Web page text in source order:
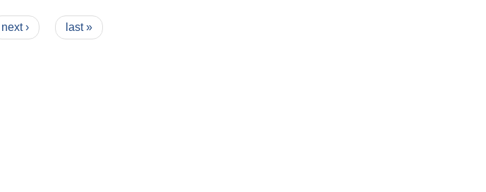
next › last »